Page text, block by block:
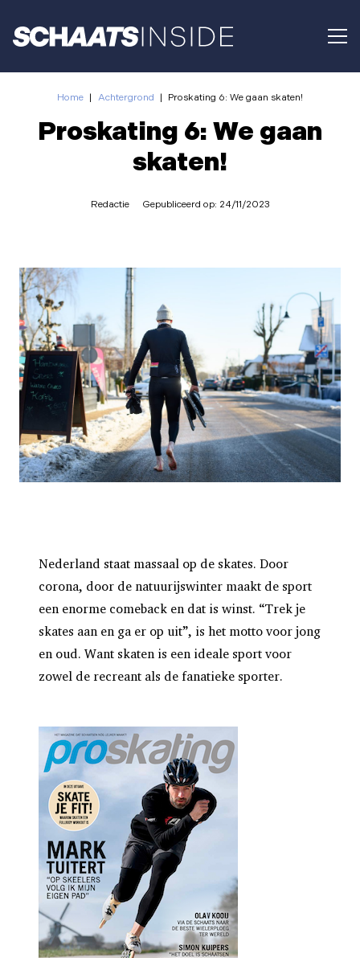
Home | Achtergrond | Proskating 6: We gaan skaten!
Proskating 6: We gaan
skaten!
Redactie Gepubliceerd op: 24/11/2023
Nederland staat massaal op de skates. Door
corona, door de natuurijswinter maakt de sport
een enorme comeback en dat is winst. “Trek je
skates aan en ga er op uit”, is het motto voor jong
en oud. Want skaten is een ideale sport voor
zowel de recreant als de fanatieke sporter.